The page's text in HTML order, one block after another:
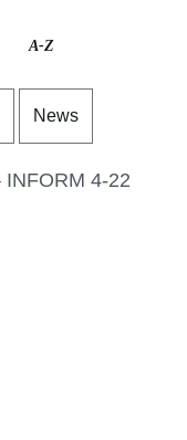
A-Z
News
INFORM 4-22